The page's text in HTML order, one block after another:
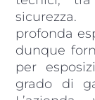
sicurezza. OMR Serrature vanta una
profonda
dunque
per
grado di